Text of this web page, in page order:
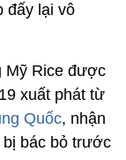
đấy lại vô
Mỹ Rice được
xuất phát từ
Quốc, nhận
bác bỏ trước